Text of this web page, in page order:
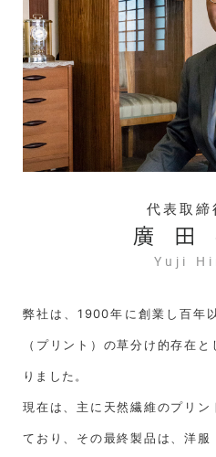
代表取締
Yuji
弊社は、1900年に創業し百年
（プリント）の草分け的存在
りました。
現在は、主に天然繊維のプリ
ており、その最終製品は、洋服